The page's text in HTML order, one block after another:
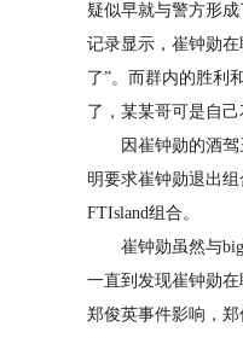
疑似早就与警方形
记录显示，崔钟勋
了”。而群内的胜利
了，某某哥可是自
因崔钟勋的酒驾丑
明要求崔钟勋退出
FTIsland组合。
崔钟勋虽然与
一直到发现崔钟勋
郑俊英事件影响，